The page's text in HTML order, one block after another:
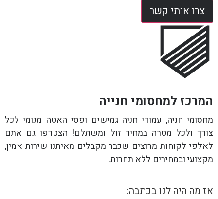
צרו איתי קשר
המרכז למחסומי חנייה
מחסומי חניה, עמודי חניה גמישים ופסי האטה מגומי לכל
צורך ולכל מטרה במחיר זול ומשתלם! הצטרפו גם אתם
לאלפי לקוחות מרוצים שכבר מקבלים מאיתנו שירות אמין,
מקצועי ובמחירים ללא תחרות.
אז מה היה לנו בכתבה: